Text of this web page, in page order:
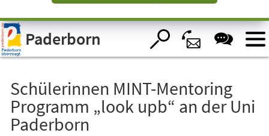
Visuelle
Assistenzsoftware
öffnen.Paderborn
Schülerinnen MINT-Mentoring
Programm „look upb“ an der Uni
Paderborn